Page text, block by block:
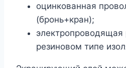
оцинкованная
(бронь+кран);
электропроводящая
резиновом типе